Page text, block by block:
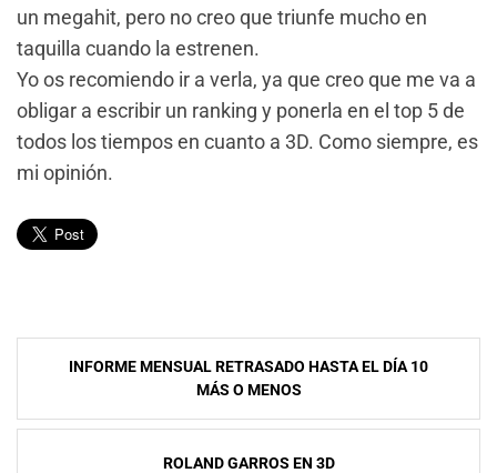
un megahit, pero no creo que triunfe mucho en
taquilla cuando la estrenen.
Yo os recomiendo ir a verla, ya que creo que me va a
obligar a escribir un ranking y ponerla en el top 5 de
todos los tiempos en cuanto a 3D. Como siempre, es
mi opinión.
Navegación
entradas
INFORME MENSUAL RETRASADO HASTA EL DÍA 10
MÁS O MENOS
ROLAND GARROS EN 3D